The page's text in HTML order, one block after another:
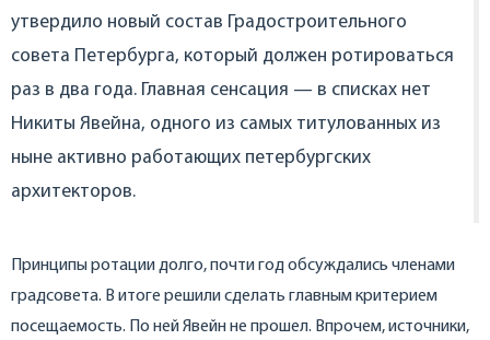
утвердило новый состав Градостроительного
совета Петербурга, который должен ротироваться
раз в два года. Главная сенсация — в списках нет
Никиты Явейна, одного из самых титулованных из
ныне активно работающих петербургских
архитекторов.
Принципы ротации долго, почти год обсуждались членами
градсовета. В итоге решили сделать главным критерием
посещаемость. По ней Явейн не прошел. Впрочем, источники,